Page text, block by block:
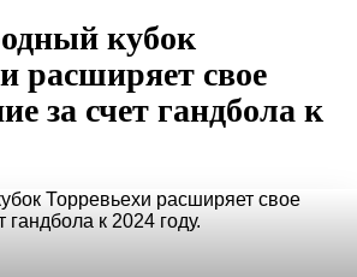
кубок
расширяет свое
за счет гандбола к